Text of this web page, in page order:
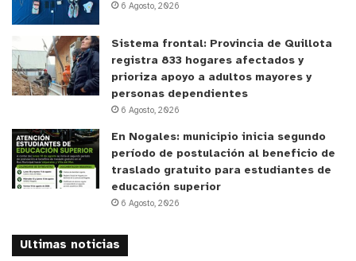
hermanos Óscar y Jorge Coddou Morchio, José
Francisco Vergara, Roberto Silva Bijit y se entregó
un reconocimiento póstumo a la recientemente
fallecida profesora Pilar Fleming Meza.
y tú, ¿qué opinas?
6 Agosto, 2026
Sistema frontal: Provincia de Quillota
registra 833 hogares afectados y
prioriza apoyo a adultos mayores y
personas dependientes
6 Agosto, 2026
En Nogales: municipio inicia segundo
período de postulación al beneficio de
traslado gratuito para estudiantes de
educación superior
6 Agosto, 2026
Ultimas noticias